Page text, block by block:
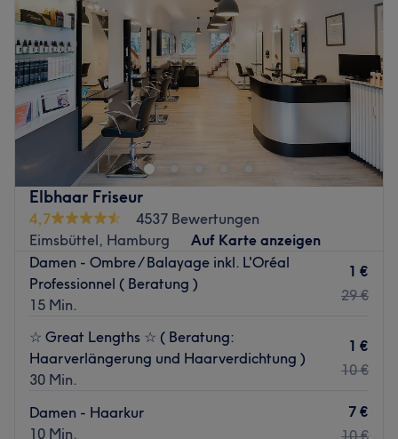
Elbhaar Friseur
4,7
4537 Bewertungen
Eimsbüttel, Hamburg
Auf Karte anzeigen
Damen - Ombre / Balayage inkl. L'Oréal
Professionnel ( Beratung )
15 Min.
1 €
29 €
☆ Great Lengths ☆ ( Beratung:
Haarverlängerung und Haarverdichtung )
30 Min.
1 €
10 €
Damen - Haarkur
10 Min.
7 €
10 €